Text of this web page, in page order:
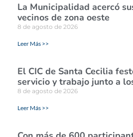
La Municipalidad acercó
vecinos de zona oeste
8 de agosto de 2026
Leer Más >>
El CIC de Santa Cecilia
servicio y trabajo junto a
8 de agosto de 2026
Leer Más >>